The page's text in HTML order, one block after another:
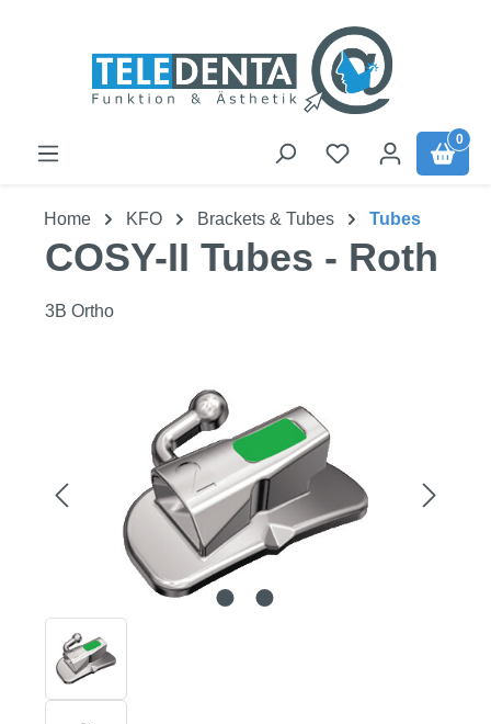
0
Home KFO Brackets & Tubes Tubes
COSY-II Tubes - Roth
3B Ortho